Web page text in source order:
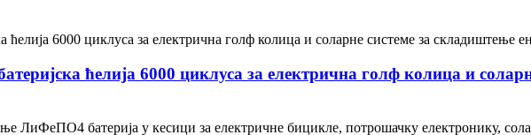
ћелија 6000 циклуса за електрична голф колица и